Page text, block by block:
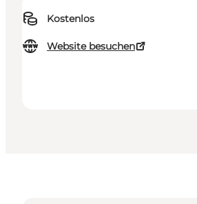
Kostenlos
Website besuchen